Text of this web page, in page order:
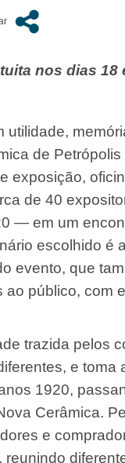
nos dias 18
utilidade,
de
exposição,
de 40
— em um
escolhido é
evento, que
público, com
trazida pelos
e toma
1920,
Cerâmica.
e